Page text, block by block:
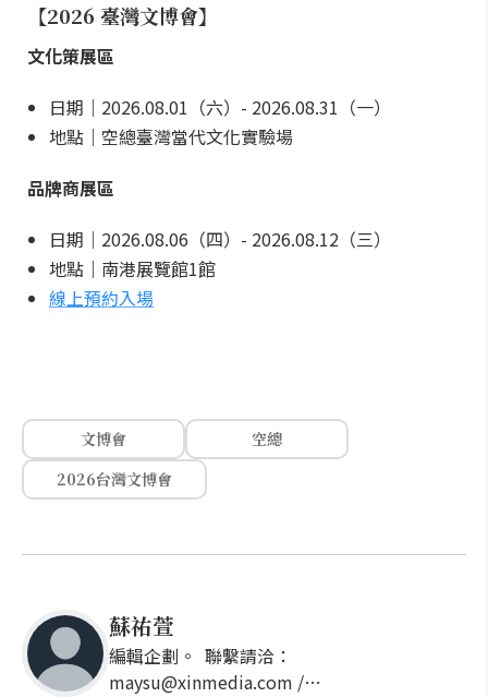
【2026 臺灣文博會】
文化策展區
日期｜2026.08.01（六）- 2026.08.31（一）
地點｜空總臺灣當代文化實驗場
品牌商展區
日期｜2026.08.06（四）- 2026.08.12（三）
地點｜南港展覽館1館
線上預約入場
文博會
空總
2026台灣文博會
蘇祐萱
編輯企劃。 聯繫請洽：
maysu@xinmedia.com /